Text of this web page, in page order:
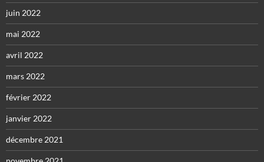
juin 2022
mai 2022
avril 2022
mars 2022
février 2022
janvier 2022
décembre 2021